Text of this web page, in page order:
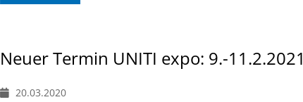
Neuer Termin UNITI expo: 9.-11.2.2021
20.03.2020